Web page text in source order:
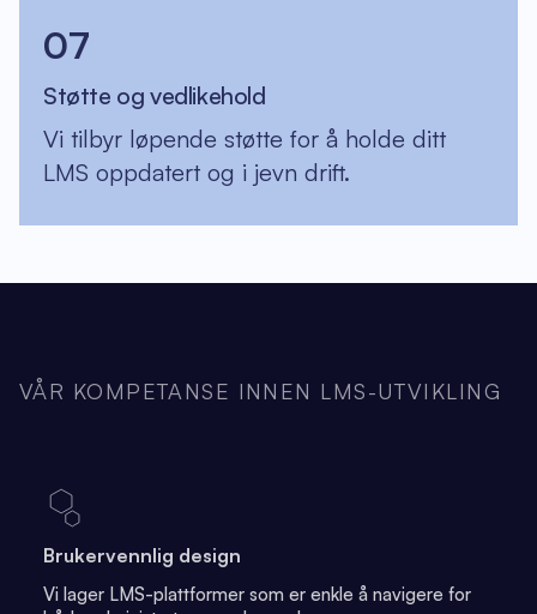
07
Støtte og vedlikehold
Vi tilbyr løpende støtte for å holde ditt
LMS oppdatert og i jevn drift.
VÅR KOMPETANSE INNEN LMS-UTVIKLING
Brukervennlig design
Vi lager LMS-plattformer som er enkle å navigere for